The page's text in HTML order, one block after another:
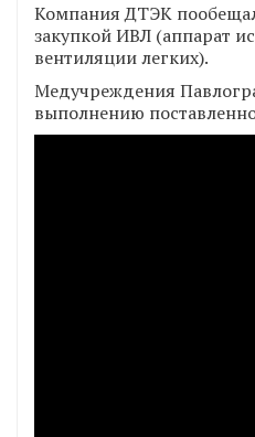
Компания ДТЭК
закупкой ИВЛ (аппарат
вентиляции легких).
Медучреждения
выполнению